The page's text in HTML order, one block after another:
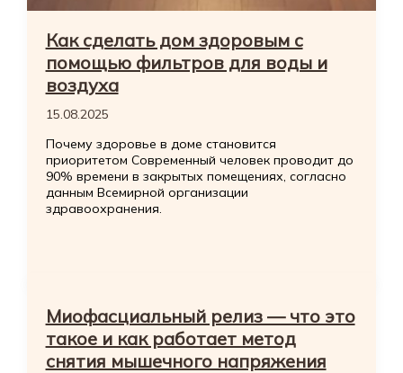
Как сделать дом здоровым с
помощью фильтров для воды и
воздуха
15.08.2025
Почему здоровье в доме становится
приоритетом Современный человек проводит до
90% времени в закрытых помещениях, согласно
данным Всемирной организации
здравоохранения.
Миофасциальный релиз — что это
такое и как работает метод
снятия мышечного напряжения